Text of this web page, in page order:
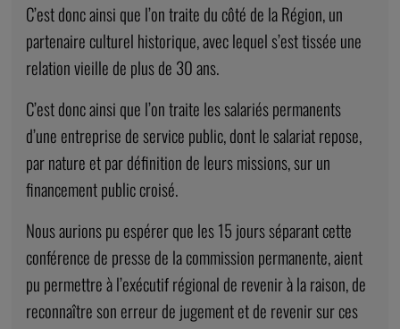
C’est donc ainsi que l’on traite du côté de la Région, un
partenaire culturel historique, avec lequel s’est tissée une
relation vieille de plus de 30 ans.
C’est donc ainsi que l’on traite les salariés permanents
d’une entreprise de service public, dont le salariat repose,
par nature et par définition de leurs missions, sur un
financement public croisé.
Nous aurions pu espérer que les 15 jours séparant cette
conférence de presse de la commission permanente, aient
pu permettre à l’exécutif régional de revenir à la raison, de
reconnaître son erreur de jugement et de revenir sur ces